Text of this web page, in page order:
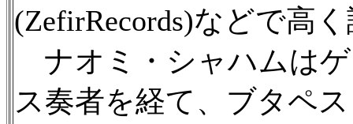
(ZefirRecords)などで高
ナオミ・シャハムは
ス奏者を経て、ブタペ